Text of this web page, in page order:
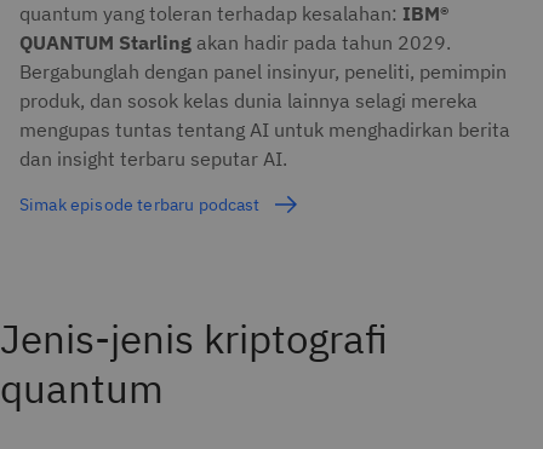
quantum yang toleran terhadap kesalahan: IBM®
QUANTUM Starling akan hadir pada tahun 2029.
Bergabunglah dengan panel insinyur, peneliti, pemimpin
produk, dan sosok kelas dunia lainnya selagi mereka
mengupas tuntas tentang AI untuk menghadirkan berita
dan insight terbaru seputar AI.
Simak episode terbaru podcast
Jenis-jenis kriptografi
quantum